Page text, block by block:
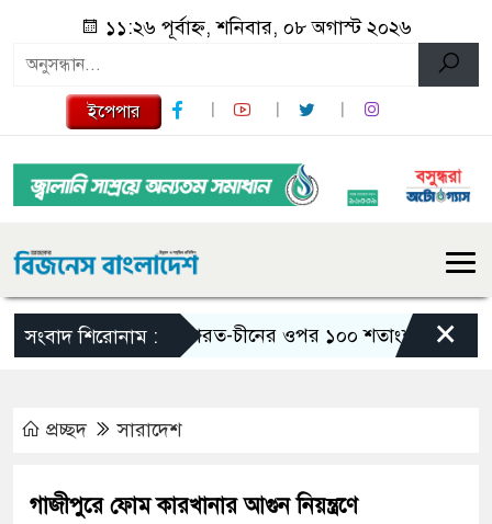
১১:২৬ পূর্বাহ্ন, শনিবার, ০৮ অগাস্ট ২০২৬
ইপেপার
সংবাদ শিরোনাম :ভারত-চীনের ওপর ১০০ শতাংশ শুল্ক আরোপের
×
প্রচ্ছদ সারাদেশ
গাজীপুরে ফোম কারখানার আগুন নিয়ন্ত্রণে